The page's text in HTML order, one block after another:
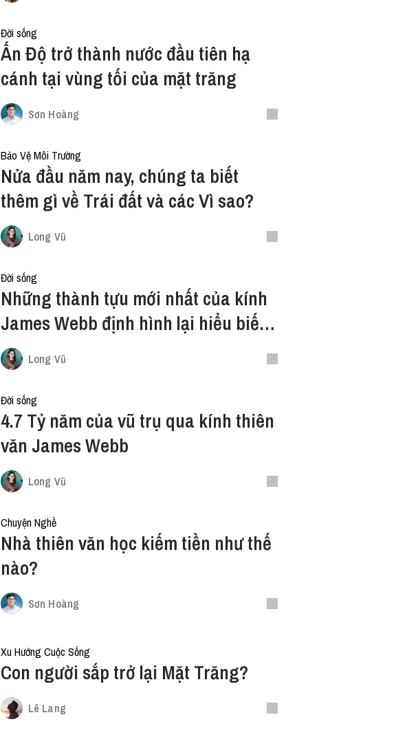
Đời sống
Ấn Độ trở thành nước đầu tiên hạ
cánh tại vùng tối của mặt trăng
Sơn Hoàng
Bảo Vệ Môi Trường
Nửa đầu năm nay, chúng ta biết
thêm gì về Trái đất và các Vì sao?
Long Vũ
Đời sống
Những thành tựu mới nhất của kính
James Webb định hình lại hiểu biết
về vũ trụ
Long Vũ
Đời sống
4.7 Tỷ năm của vũ trụ qua kính thiên
văn James Webb
Long Vũ
Chuyện Nghề
Nhà thiên văn học kiếm tiền như thế
nào?
Sơn Hoàng
Xu Hướng Cuộc Sống
Con người sắp trở lại Mặt Trăng?
Lê Lang